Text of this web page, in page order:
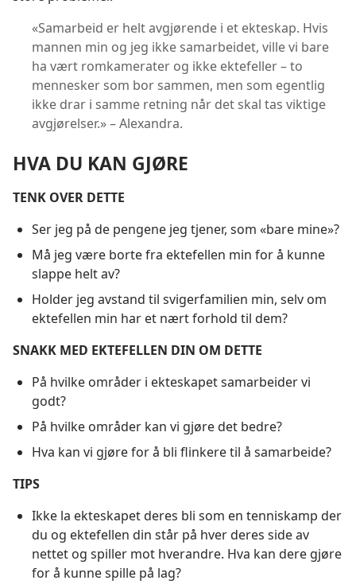
«Samarbeid er helt avgjørende i et ekteskap. Hvis
mannen min og jeg ikke samarbeidet, ville vi bare
ha vært romkamerater og ikke ektefeller – to
mennesker som bor sammen, men som egentlig
ikke drar i samme retning når det skal tas viktige
avgjørelser.» – Alexandra.
HVA DU KAN GJØRE
TENK OVER DETTE
Ser jeg på de pengene jeg tjener, som «bare mine»?
Må jeg være borte fra ektefellen min for å kunne
slappe helt av?
Holder jeg avstand til svigerfamilien min, selv om
ektefellen min har et nært forhold til dem?
SNAKK MED EKTEFELLEN DIN OM DETTE
På hvilke områder i ekteskapet samarbeider vi
godt?
På hvilke områder kan vi gjøre det bedre?
Hva kan vi gjøre for å bli flinkere til å samarbeide?
TIPS
Ikke la ekteskapet deres bli som en tenniskamp der
du og ektefellen din står på hver deres side av
nettet og spiller mot hverandre. Hva kan dere gjøre
for å kunne spille på lag?